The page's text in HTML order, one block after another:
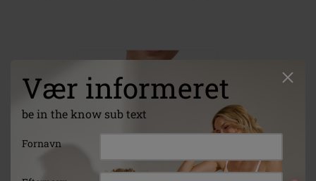
Vær informeret
be in the know sub text
Fornavn